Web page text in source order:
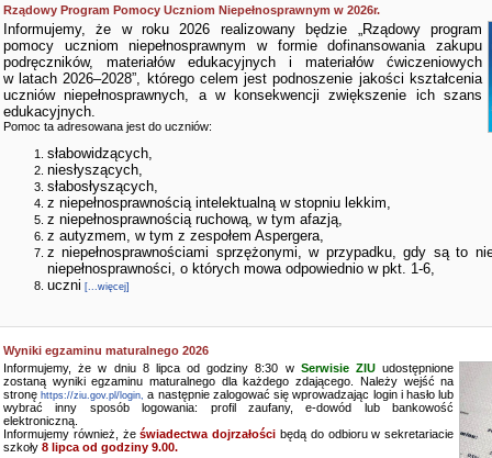
Rządowy Program Pomocy Uczniom Niepełnosprawnym w 2026r.
Informujemy, że w roku 2026 realizowany będzie „Rządowy program
pomocy uczniom niepełnosprawnym w formie dofinansowania zakupu
podręczników, materiałów edukacyjnych i materiałów ćwiczeniowych
w latach 2026–2028”, którego celem jest podnoszenie jakości kształcenia
uczniów niepełnosprawnych, a w konsekwencji zwiększenie ich szans
edukacyjnych.
Pomoc ta adresowana jest do uczniów:
słabowidzących,
niesłyszących,
słabosłyszących,
z niepełnosprawnością intelektualną w stopniu lekkim,
z niepełnosprawnością ruchową, w tym afazją,
z autyzmem, w tym z zespołem Aspergera,
z niepełnosprawnościami sprzężonymi, w przypadku, gdy są to
niepełnosprawności, o których mowa odpowiednio w pkt. 1-6,
uczni [...więcej]
Wyniki egzaminu maturalnego 2026
Informujemy, że w dniu 8 lipca od godziny 8:30 w Serwisie ZIU udostępnione
zostaną wyniki egzaminu maturalnego dla każdego zdającego. Należy wejść na
stronęhttps://ziu.gov.pl/login, a następnie zalogować się wprowadzając login i hasło lub
wybrać inny sposób logowania: profil zaufany, e-dowód lub bankowość
elektroniczną.
Informujemy również, żeświadectwa dojrzałości będą do odbioru w sekretariacie
szkoły 8 lipca od godziny 9.00.